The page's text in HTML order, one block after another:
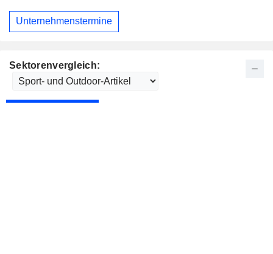
Sektorenvergleich:
Unternehmenstermine